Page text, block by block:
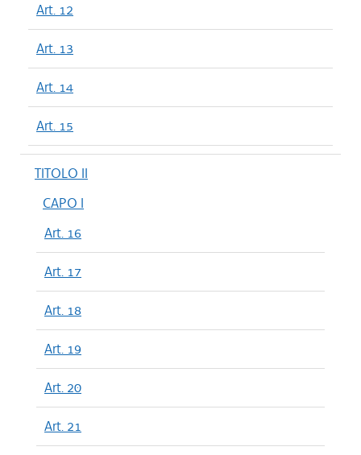
Art. 12
Art. 13
Art. 14
Art. 15
TITOLO II
CAPO I
Art. 16
Art. 17
Art. 18
Art. 19
Art. 20
Art. 21